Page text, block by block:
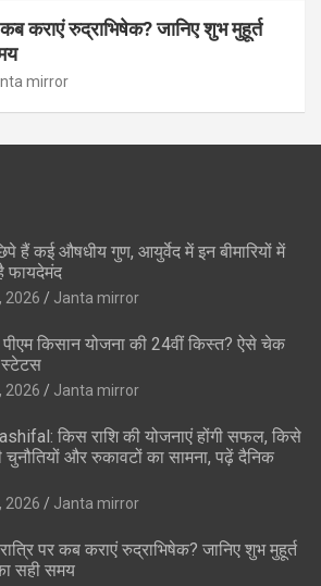
कराएं रुद्राभिषेक? जानिए शुभ मुहूर्त
mirror
हैं कई औषधीय गुण, आयुर्वेद में इन बीमारियों में
फायदेमंद
2026 Janta mirror
किसान योजना की 24वीं किस्त? ऐसे चेक
2026 Janta mirror
किस राशि की योजनाएं होंगी सफल, किसे
चुनौतियों और रुकावटों का सामना, पढ़ें दैनिक
2026 Janta mirror
पर कब कराएं रुद्राभिषेक? जानिए शुभ मुहूर्त
सही समय